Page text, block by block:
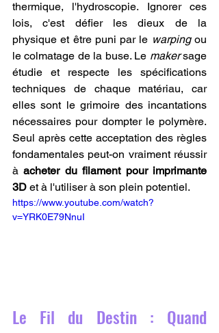
thermique, l'hydroscopie. Ignorer ces
lois, c'est défier les dieux de la
physique et être puni par le warping ou
le colmatage de la buse. Le maker sage
étudie et respecte les spécifications
techniques de chaque matériau, car
elles sont le grimoire des incantations
nécessaires pour dompter le polymère.
Seul après cette acceptation des règles
fondamentales peut-on vraiment réussir
à acheter du filament pour imprimante
3D et à l'utiliser à son plein potentiel.
https://www.youtube.com/watch?
v=YRK0E79NnuI